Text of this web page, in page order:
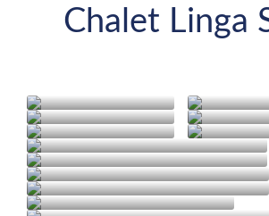
Chalet Linga